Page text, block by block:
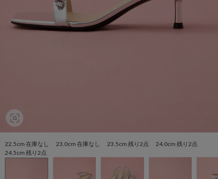
22.5cm 在庫なし 23.0cm 在庫なし 23.5cm 残り2点 24.0cm 残り2点
24.5cm 残り2点